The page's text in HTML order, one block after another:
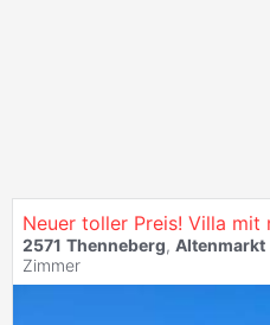
2571 Thenneberg, Altenmarkt
Zimmer